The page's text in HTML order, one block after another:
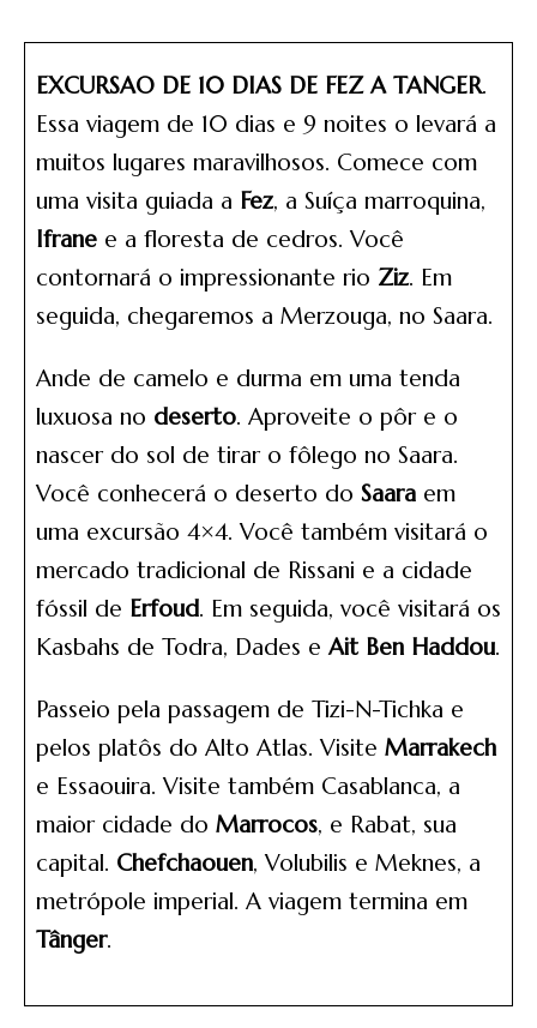
EXCURSAO DE 10 DIAS DE FEZ A TANGER.
Essa viagem de 10 dias e 9 noites o levará a
muitos lugares maravilhosos. Comece com
uma visita guiada a Fez, a Suíça marroquina,
Ifrane e a floresta de cedros. Você
contornará o impressionante rio Ziz. Em
seguida, chegaremos a Merzouga, no Saara.
Ande de camelo e durma em uma tenda
luxuosa no deserto. Aproveite o pôr e o
nascer do sol de tirar o fôlego no Saara.
Você conhecerá o deserto do Saara em
uma excursão 4×4. Você também visitará o
mercado tradicional de Rissani e a cidade
fóssil de Erfoud. Em seguida, você visitará os
Kasbahs de Todra, Dades eAit Ben Haddou.
Passeio pela passagem de Tizi-N-Tichka e
pelos platôs do Alto Atlas. Visite Marrakech
e Essaouira. Visite também Casablanca, a
maior cidade do Marrocos, e Rabat, sua
capital. Chefchaouen, Volubilis e Meknes, a
metrópole imperial. A viagem termina em
Tânger.